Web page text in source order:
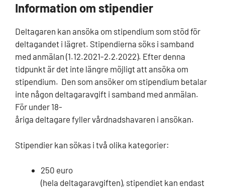
Information om stipendier
Deltagaren kan ansöka om stipendium som stöd för
deltagandet i lägret. Stipendierna söks i samband
med anmälan (1.12.2021-2.2.2022). Efter denna
tidpunkt är det inte längre möjligt att ansöka om
stipendium. Den som ansöker om stipendium betalar
inte någon deltagaravgift i samband med anmälan.
För under 18-
åriga deltagare fyller vårdnadshavaren i ansökan.
Stipendier kan sökas i två olika kategorier:
250 euro
(hela deltagaravgiften), stipendiet kan endast